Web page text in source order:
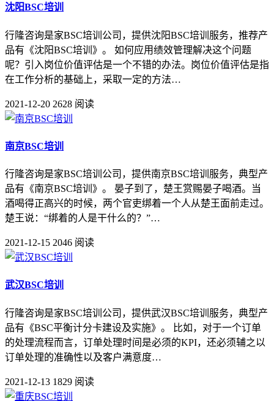
沈阳BSC培训
行隆咨询是家BSC培训公司，提供沈阳BSC培训服务，推荐产
品有《沈阳BSC培训》。 如何应用绩效管理解决这个问题
呢？引入岗位价值评估是一个不错的办法。岗位价值评估是指
在工作分析的基础上，采取一定的方法…
2021-12-20 2628 阅读
南京BSC培训
行隆咨询是家BSC培训公司，提供南京BSC培训服务，典型产
品有《南京BSC培训》。 晏子到了，楚王赏赐晏子喝酒。当
酒喝得正高兴的时候，两个官吏绑着一个人从楚王面前走过。
楚王说：“绑着的人是干什么的？”…
2021-12-15 2046 阅读
武汉BSC培训
行隆咨询是家BSC培训公司，提供武汉BSC培训服务，典型产
品有《BSC平衡计分卡建设及实施》。 比如，对于一个订单
的处理流程而言，订单处理时间是必须的KPI，还必须辅之以
订单处理的准确性以及客户满意度…
2021-12-13 1829 阅读